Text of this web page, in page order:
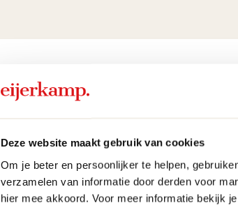
Deze website maakt gebruik van cookies
Om je beter en persoonlijker te helpen,
verzamelen van informatie door derden voor
hier mee akkoord. Voor meer informatie bekijk